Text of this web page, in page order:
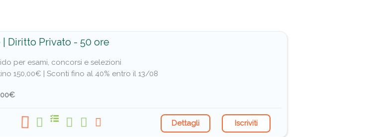
Diritto Privato - 50 ore
per esami, concorsi e selezioni
150,00€ |Sconti fino al 40% entro il 13/08
Dettagli Iscriviti